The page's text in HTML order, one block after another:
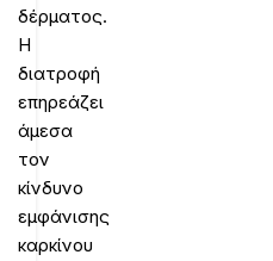
δέρματος.
Η
διατροφή
επηρεάζει
άμεσα
τον
κίνδυνο
εμφάνισης
καρκίνου